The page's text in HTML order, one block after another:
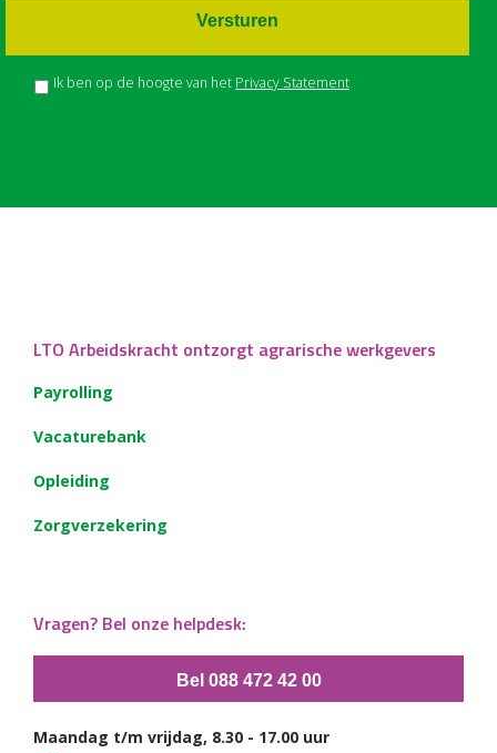
Ik ben op de hoogte van het Privacy Statement
Versturen
LTO Arbeidskracht ontzorgt agrarische werkgevers
Payrolling
Vacaturebank
Opleiding
Zorgverzekering
Vragen? Bel onze helpdesk:
Bel 088 472 42 00
Maandag t/m vrijdag, 8.30 - 17.00 uur